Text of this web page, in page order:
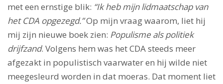
met een ernstige blik: “Ik heb mijn lidmaatschap van
het CDA opgezegd.”Op mijn vraag waarom, liet hij
mij zijn nieuwe boek zien: Populisme als politiek
drijfzand. Volgens hem was het CDA steeds meer
afgezakt in populistisch vaarwater en hij wilde niet
meegesleurd worden in dat moeras. Dat moment liet